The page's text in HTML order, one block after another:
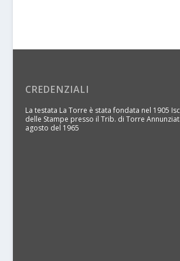
CREDENZIALI
La testata La Torre è stata fondata nel 1905
delle Stampe presso il Trib. di Torre
agosto del 1965